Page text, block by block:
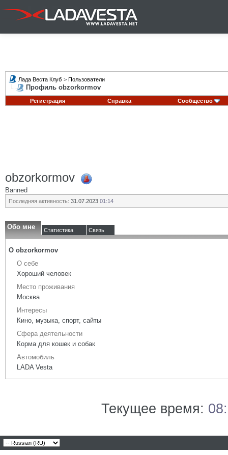
Лада Веста Клуб > Пользователи
Профиль obzorkormov
Регистрация Справка Сообщество
obzorkormov
Banned
Последняя активность: 31.07.2023 01:14
Обо мне Статистика Связь
О obzorkormov
О себе
Хороший человек
Место проживания
Москва
Интересы
Кино, музыка, спорт, сайты
Сфера деятельности
Корма для кошек и собак
Автомобиль
LADA Vesta
Текущее время: